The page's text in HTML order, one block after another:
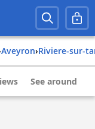
aveyron› riviere-sur-
See around